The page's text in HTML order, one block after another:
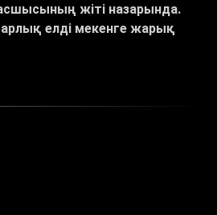
жіті назарында.
елді мекенге жарық